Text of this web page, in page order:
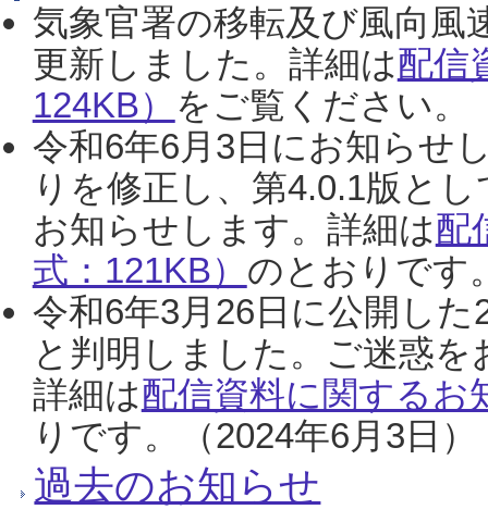
気象官署の移転及び風向風
更新しました。詳細は配信
124KB） をご覧ください。
令和6年6月3日にお知らせ
りを修正し、第4.0.1版と
お知らせします。詳細は配
式：121KB） のとおりです
令和6年3月26日に公開し
と判明しました。ご迷惑
詳細は配信資料に関するお
りです。（2024年6月3日）
過去のお知らせ